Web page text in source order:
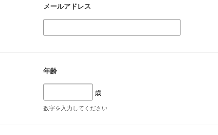
メールアドレス
年齢
歳
数字を入力してください